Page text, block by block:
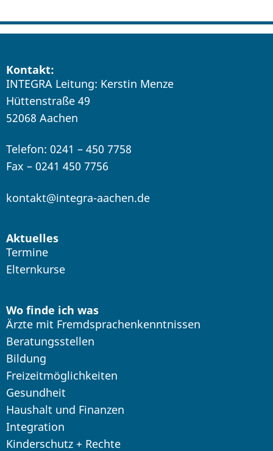
Kontakt:
INTEGRA Leitung: Kerstin Menze
Hüttenstraße 49
52068 Aachen
Telefon: 0241 – 450 7758
Fax – 0241 450 7756
kontakt@integra-aachen.de
Aktuelles
Termine
Elternkurse
Wo finde ich was
Ärzte mit Fremdsprachenkenntnissen
Beratungsstellen
Bildung
Freizeitmöglichkeiten
Gesundheit
Haushalt und Finanzen
Integration
Kinderschutz + Rechte